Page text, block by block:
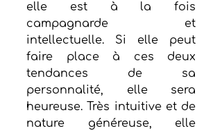
elle est à la fois
campagnarde et
intellectuelle. Si elle peut
faire place à ces deux
tendances de sa
personnalité, elle sera
heureuse. Très intuitive et de
nature généreuse, elle